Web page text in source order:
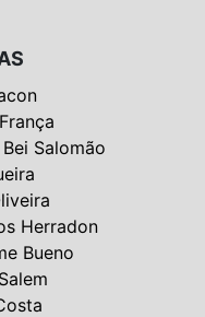
Salomão
Herradon
Bueno